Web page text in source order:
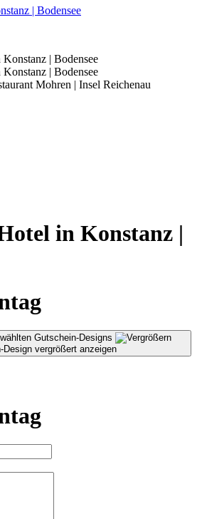
| Bodensee
| Bodensee
Mohren | Insel Reichenau
in Konstanz |
Design vergrößert anzeigen